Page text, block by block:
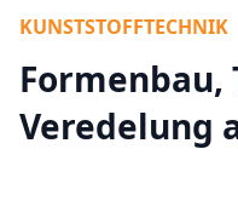
KUNSTSTOFFTECHNIK
Veredelung